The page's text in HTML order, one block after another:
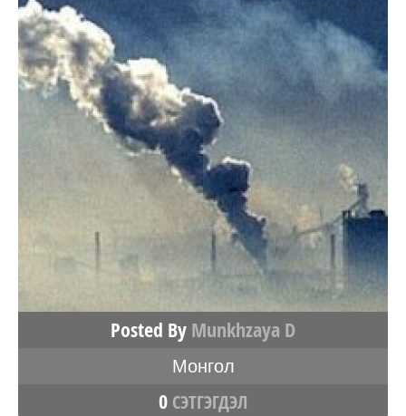
Posted By Munkhzaya D
Монгол
0 СЭТГЭГДЭЛ